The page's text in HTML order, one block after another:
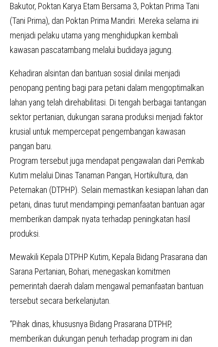
Bakutor, Poktan Karya Etam Bersama 3, Poktan Prima Tani
(Tani Prima), dan Poktan Prima Mandiri. Mereka selama ini
menjadi pelaku utama yang menghidupkan kembali
kawasan pascatambang melalui budidaya jagung.
Kehadiran alsintan dan bantuan sosial dinilai menjadi
penopang penting bagi para petani dalam mengoptimalkan
lahan yang telah direhabilitasi. Di tengah berbagai tantangan
sektor pertanian, dukungan sarana produksi menjadi faktor
krusial untuk mempercepat pengembangan kawasan
pangan baru.
Program tersebut juga mendapat pengawalan dari Pemkab
Kutim melalui Dinas Tanaman Pangan, Hortikultura, dan
Peternakan (DTPHP). Selain memastikan kesiapan lahan dan
petani, dinas turut mendampingi pemanfaatan bantuan agar
memberikan dampak nyata terhadap peningkatan hasil
produksi.
Mewakili Kepala DTPHP Kutim, Kepala Bidang Prasarana dan
Sarana Pertanian, Bohari, menegaskan komitmen
pemerintah daerah dalam mengawal pemanfaatan bantuan
tersebut secara berkelanjutan.
“Pihak dinas, khususnya Bidang Prasarana DTPHP,
memberikan dukungan penuh terhadap program ini dan